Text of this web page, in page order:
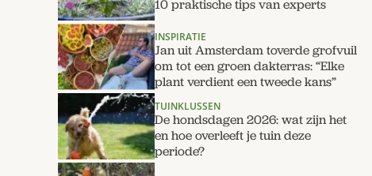
10 praktische tips van experts
INSPIRATIE
Jan uit Amsterdam toverde grofvuil
om tot een groen dakterras: “Elke
plant verdient een tweede kans”
TUINKLUSSEN
De hondsdagen 2026: wat zijn het
en hoe overleeft je tuin deze
periode?